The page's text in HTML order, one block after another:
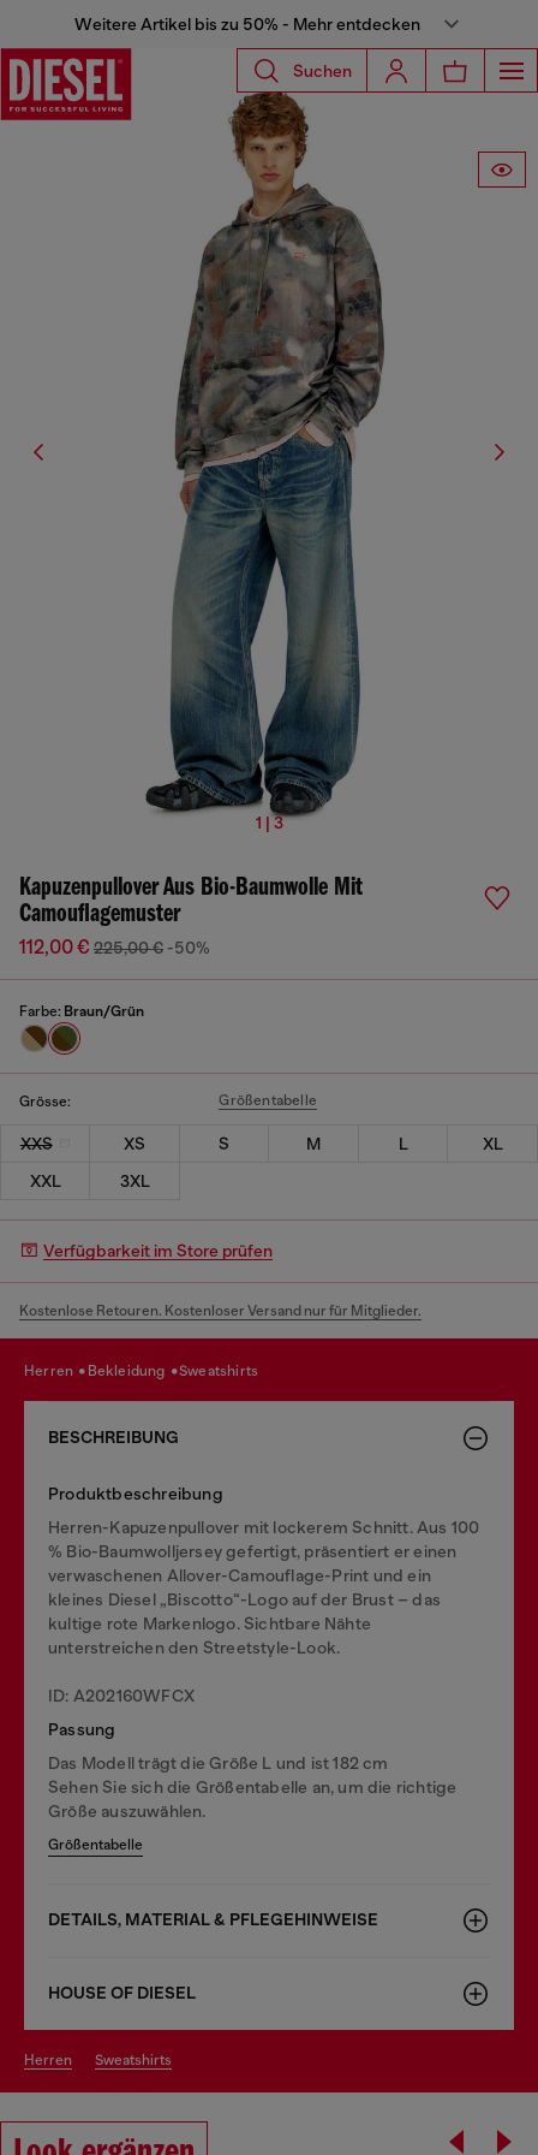
Weitere Artikel bis zu 50% - Mehr entdecken
Suchen
1 | 3
Kapuzenpullover Aus Bio-Baumwolle Mit
Camouflagemuster
112,00 € 225,00 € -50%
Farbe: Braun/Grün
Grösse: Größentabelle
XXS XS S M L
XL
XXL
3XL
Verfügbarkeit im Store prüfen
Kostenlose Retouren. Kostenloser Versand nur für Mitglieder.
herren bekleidung sweatshirts
BESCHREIBUNG
Produktbeschreibung
Herren-Kapuzenpullover mit lockerem Schnitt. Aus 100
% Bio-Baumwolljersey gefertigt, präsentiert er einen
verwaschenen Allover-Camouflage-Print und ein
kleines Diesel „Biscotto“-Logo auf der Brust – das
kultige rote Markenlogo. Sichtbare Nähte
unterstreichen den Streetstyle-Look.
ID: A202160WFCX
Passung
Das Modell trägt die Größe L und ist 182 cm
Sehen Sie sich die Größentabelle an, um die richtige
Größe auszuwählen.
Größentabelle
DETAILS, MATERIAL & PFLEGEHINWEISE
HOUSE OF DIESEL
herren sweatshirts